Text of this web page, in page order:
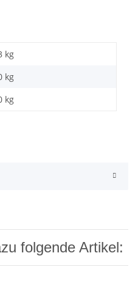
kg
kg
kg
folgende Artikel: